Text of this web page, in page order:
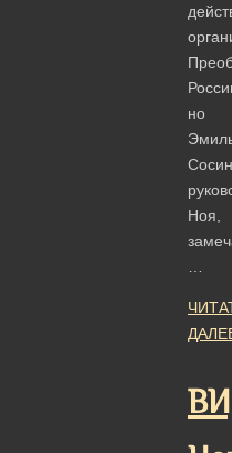
но
Ноя,